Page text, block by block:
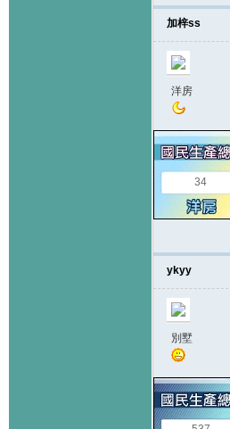
加梓ss
洋房
34
ykyy
別墅